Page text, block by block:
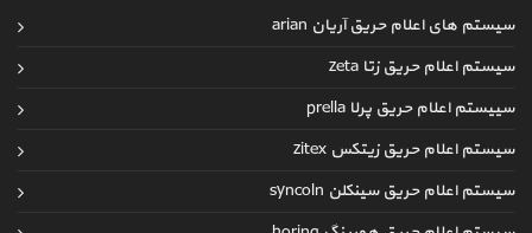
سیستم های اعلام حریق آریان arian
سیستم اعلام حریق زتا zeta
سییستم اعلام حریق پرلا prella
سیستم اعلام حریق زیتکس zitex
سیستم اعلام حریق سینکلن syncoln